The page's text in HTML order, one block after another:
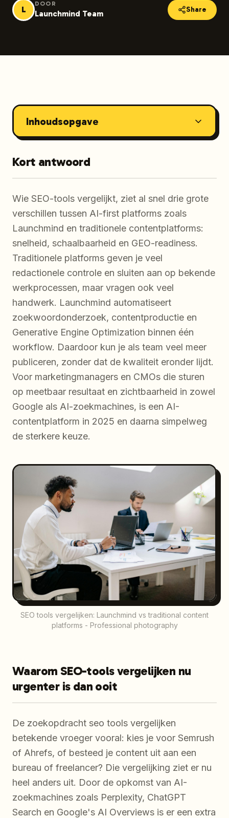
L
DOOR
Launchmind Team Share
Inhoudsopgave
Kort antwoord
Wie SEO-tools vergelijkt, ziet al snel drie grote
verschillen tussen AI-first platforms zoals
Launchmind en traditionele contentplatforms:
snelheid, schaalbaarheid en GEO-readiness.
Traditionele platforms geven je veel
redactionele controle en sluiten aan op bekende
werkprocessen, maar vragen ook veel
handwerk. Launchmind automatiseert
zoekwoordonderzoek, contentproductie en
Generative Engine Optimization binnen één
workflow. Daardoor kun je als team veel meer
publiceren, zonder dat de kwaliteit eronder lijdt.
Voor marketingmanagers en CMOs die sturen
op meetbaar resultaat en zichtbaarheid in zowel
Google als AI-zoekmachines, is een AI-
contentplatform in 2025 en daarna simpelweg
de sterkere keuze.
SEO tools vergelijken: Launchmind vs traditional content
platforms - Professional photography
Waarom SEO-tools vergelijken nu
urgenter is dan ooit
De zoekopdracht seo tools vergelijken
betekende vroeger vooral: kies je voor Semrush
of Ahrefs, of besteed je content uit aan een
bureau of freelancer? Die vergelijking ziet er nu
heel anders uit. Door de opkomst van AI-
zoekmachines zoals Perplexity, ChatGPT
Search en Google's AI Overviews is er een extra